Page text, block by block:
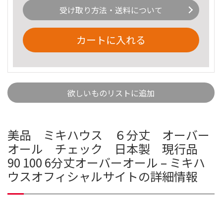
受け取り方法・送料について
カートに入れる
欲しいものリストに追加
美品 ミキハウス ６分丈 オーバー
オール チェック 日本製 現行品
90 100 6分丈オーバーオール – ミキハ
ウスオフィシャルサイトの詳細情報